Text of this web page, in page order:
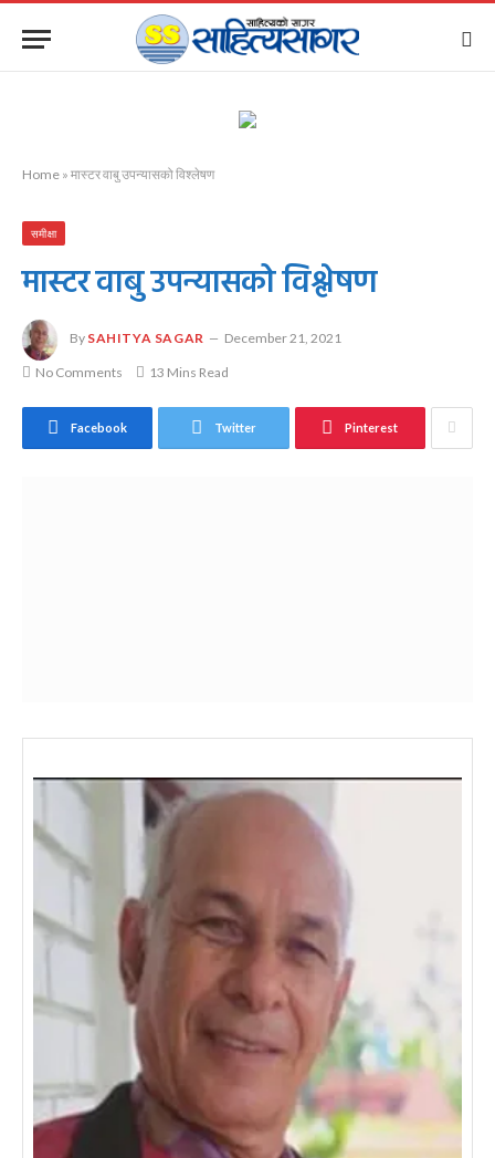
Home » मास्टर वाबु उपन्यासको विश्लेषण
समीक्षा
मास्टर वाबु उपन्यासको विश्लेषण
By SAHITYA SAGAR December 21, 2021
No Comments 13 Mins Read
Facebook Twitter Pinterest